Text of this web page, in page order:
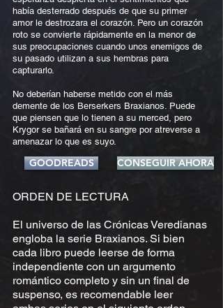
había desterrado después de que su primer
amor le destrozara el corazón. Pero un corazón
roto se convierte rápidamente en la menor de
sus preocupaciones cuando unos enemigos de
su pasado utilizan a sus hembras para
capturarlo.
No deberían haberse metido con el más
demente de los Berserkers Braxianos. Puede
que piensen que lo tienen a su merced, pero
Krygor se bañará en su sangre por atreverse a
amenazar lo que es suyo.
GOODREADS CONSEGUIR AHORA
ORDEN DE LECTURA
El universo de las Crónicas Veredianas
engloba la serie Braxianos. Si bien
cada libro puede leerse de forma
independiente con un argumento
romántico completo y sin un final de
suspenso, es recomendable leer